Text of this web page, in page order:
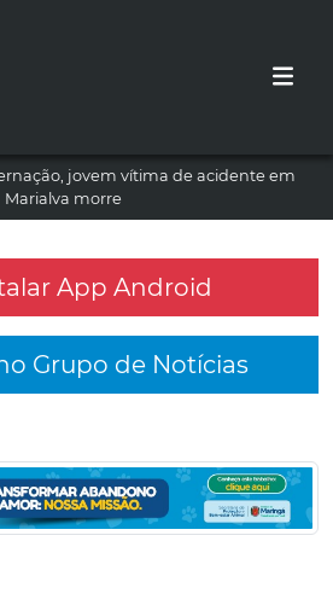
jovem vítima de acidente em
Marialva morre
App Android
Grupo de Notícias